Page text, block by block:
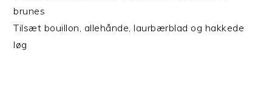
brunes
Tilsæt bouillon, allehånde, laurbærblad og hakkede
løg